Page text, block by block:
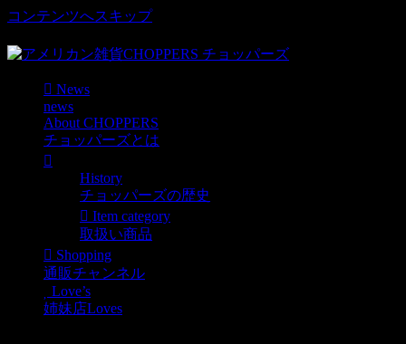
コンテンツへスキップ
News
news
About CHOPPERS
チョッパーズとは
History
チョッパーズの歴史
Item category
取扱い商品
Shopping
通販チャンネル
Love’s
姉妹店Loves